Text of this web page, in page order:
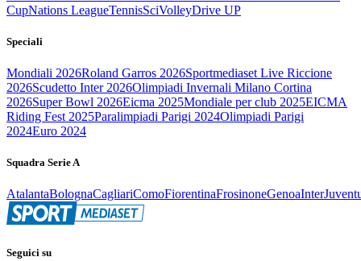
CupNations LeagueTennisSciVolleyDrive UP
Speciali
Mondiali 2026Roland Garros 2026Sportmediaset Live Riccione
2026Scudetto Inter 2026Olimpiadi Invernali Milano Cortina
2026Super Bowl 2026Eicma 2025Mondiale per club 2025EICMA
Riding Fest 2025Paralimpiadi Parigi 2024Olimpiadi Parigi
2024Euro 2024
Squadra Serie A
AtalantaBolognaCagliariComoFiorentinaFrosinoneGenoaInter
Seguici su